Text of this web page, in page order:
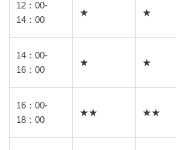
12：00-
14：00
★ ★
14：00-
16：00
★ ★
16：00-
18：00
★★ ★★